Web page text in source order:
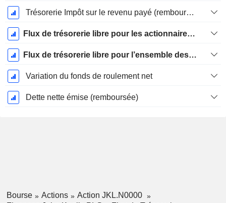
Trésorerie Impôt sur le revenu payé (remboursement)Impôt effectivement payé (remboursé) sur l’exercice
Flux de trésorerie libre pour les actionnaires FCFE
Flux de trésorerie libre pour l’ensemble des pourvoyeurs de fonds (créanciers et actionnaires) FCFF
Variation du fonds de roulement net
Dette nette émise (remboursée)
Bourse Actions
Action JKL.N0000